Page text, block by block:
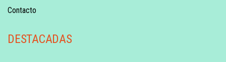
Contacto
DESTACADAS